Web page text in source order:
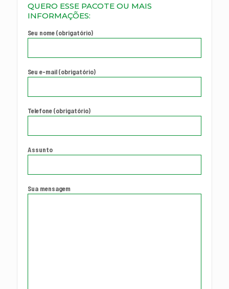
QUERO ESSE PACOTE OU MAIS
INFORMAÇÕES:
Seu nome (obrigatório)
Seu e-mail (obrigatório)
Telefone (obrigatório)
Assunto
Sua mensagem